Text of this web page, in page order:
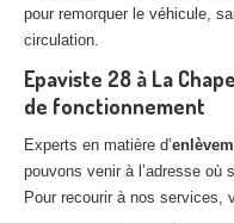
pour remorquer le véhicule,
circulation.
Epaviste 28 à La
de fonctionnement
Experts en matière d’
pouvons venir à l’adresse où
Pour recourir à nos services,